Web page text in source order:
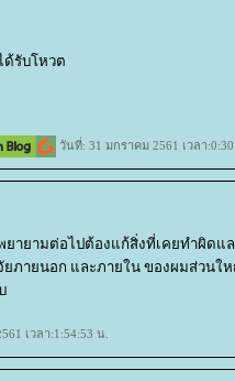
ด้รับโหวต
วันที่: 31 มกราคม 2561 เวลา
ายามต่อไปต้องแก้สิ่งที่เคยทำผิดแ
ภายนอก และภายใน ของผมส่วนให
เวลา:1:54:53 น.